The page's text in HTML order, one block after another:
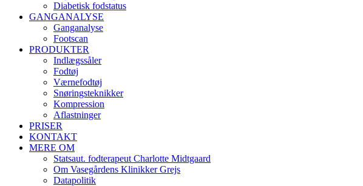
Diabetisk fodstatus
GANGANALYSE
Ganganalyse
Footscan
PRODUKTER
Indlægssåler
Fodtøj
Værnefodtøj
Snøringsteknikker
Kompression
Aflastninger
PRISER
KONTAKT
MERE OM
Statsaut. fodterapeut Charlotte Midtgaard
Om Vasegårdens Klinikker Grejs
Datapolitik